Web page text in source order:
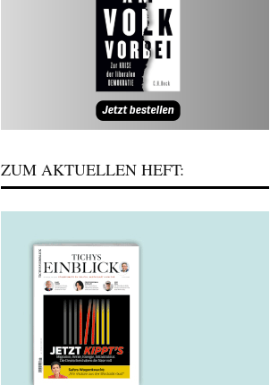
ZUM AKTUELLEN HEFT: